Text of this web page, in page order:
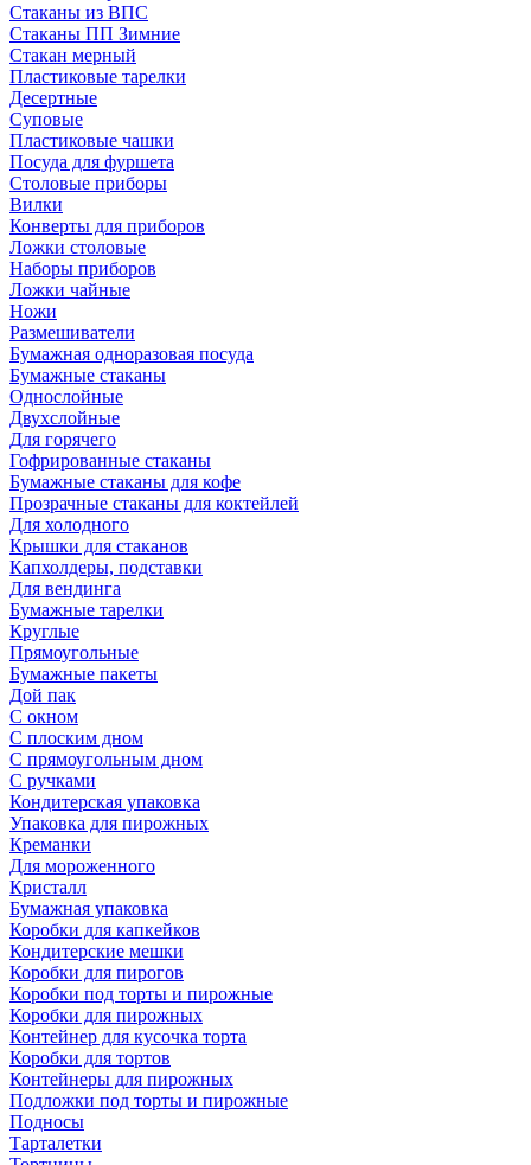
Стаканы из ВПС
Стаканы ПП Зимние
Стакан мерный
Пластиковые тарелки
Десертные
Суповые
Пластиковые чашки
Посуда для фуршета
Столовые приборы
Вилки
Конверты для приборов
Ложки столовые
Наборы приборов
Ложки чайные
Ножи
Размешиватели
Бумажная одноразовая посуда
Бумажные стаканы
Однослойные
Двухслойные
Для горячего
Гофрированные стаканы
Бумажные стаканы для кофе
Прозрачные стаканы для коктейлей
Для холодного
Крышки для стаканов
Капхолдеры, подставки
Для вендинга
Бумажные тарелки
Круглые
Прямоугольные
Бумажные пакеты
Дой пак
С окном
С плоским дном
С прямоугольным дном
С ручками
Кондитерская упаковка
Упаковка для пирожных
Креманки
Для мороженного
Кристалл
Бумажная упаковка
Коробки для капкейков
Кондитерские мешки
Коробки для пирогов
Коробки под торты и пирожные
Коробки для пирожных
Контейнер для кусочка торта
Коробки для тортов
Контейнеры для пирожных
Подложки под торты и пирожные
Подносы
Тарталетки